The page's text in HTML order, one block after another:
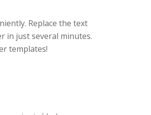
Replace the text
in just several minutes.
templates!